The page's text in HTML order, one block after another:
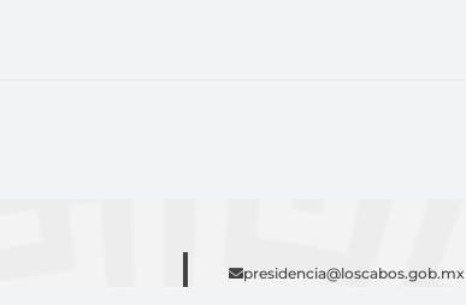
presidencia@loscabos.gob.mx